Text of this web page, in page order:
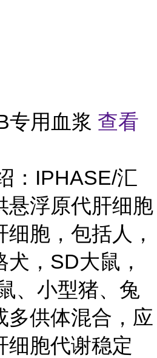
专用血浆 查看
：IPHASE/汇
悬浮原代肝细胞
胞，包括人，
，SD大鼠，
、小型猪、兔
多供体混合，应
细胞代谢稳定